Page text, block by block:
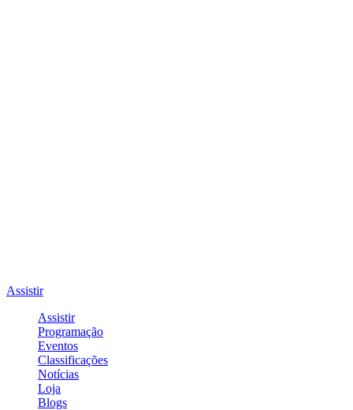
Assistir
Assistir
Programação
Eventos
Classificações
Notícias
Loja
Blogs